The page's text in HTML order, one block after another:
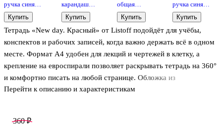
Тетрадь «New day. Красный» от Listoff подойдёт для учёбы,
конспектов и рабочих записей, когда важно держать всё в одном
месте. Формат А4 удобен для лекций и чертежей в клетку, а
крепление на евроспирали позволяет раскрывать тетрадь на 360°
и комфортно писать на любой странице. Обложка из
мелованного картона с пантонной печатью и твин-лаком
Перейти к описанию и характеристикам
ручка синяя 1
мм, Base,
GoodMark
Купить
карандаш
«Extra»,
Erich Krause,
15 г
Купить
общая
«Smart.
Бирюзовый»,
96 листов в
клетку, А4 -
Купить
ручка синяя
автоматическая
0,5 мм, Strikt,
Schiller
Купить
360 ₽